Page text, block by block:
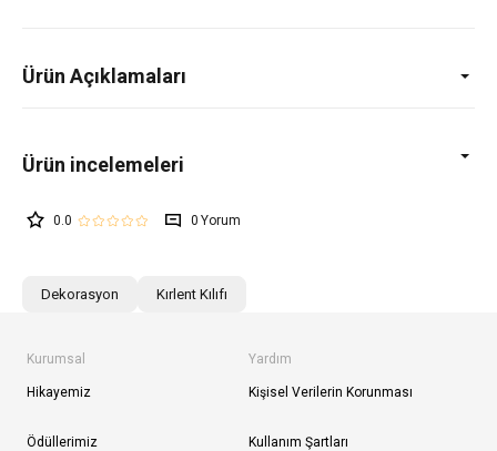
Ürün Açıklamaları
0.0 0
Dekorasyon Kırlent Kılıfı
Kurumsal
Hikayemiz
Ödüllerimiz
Yardım
Kişisel Verilerin Korunması
Kullanım Şartları